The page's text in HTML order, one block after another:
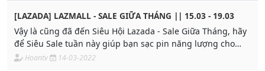
[LAZADA] LAZMALL - SALE GIỮA THÁNG || 15.03 - 19.03
Vậy là cũng đã đến Siêu Hội Lazada - Sale Giữa Tháng, hãy
để Siêu Sale tuần này giúp bạn sạc pin năng lượng cho
một tuần làm việc năng động nhé:
Hoantv 14-03-2022